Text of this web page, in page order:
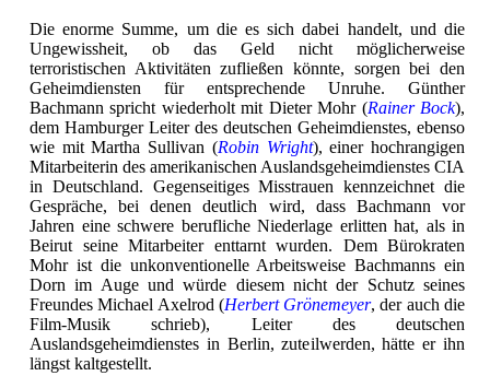
Die enorme Summe, um die es sich dabei handelt, und die
Ungewissheit, ob das Geld nicht möglicherweise
terroristischen Aktivitäten zufließen könnte, sorgen bei den
Geheimdiensten für entsprechende Unruhe. Günther
Bachmann spricht wiederholt mit Dieter Mohr (Rainer Bock),
dem Hamburger Leiter des deutschen Geheimdienstes, ebenso
wie mit Martha Sullivan (Robin Wright), einer hochrangigen
Mitarbeiterin des amerikanischen Auslandsgeheimdienstes CIA
in Deutschland. Gegenseitiges Misstrauen kennzeichnet die
Gespräche, bei denen deutlich wird, dass Bachmann vor
Jahren eine schwere berufliche Niederlage erlitten hat, als in
Beirut seine Mitarbeiter enttarnt wurden. Dem Bürokraten
Mohr ist die unkonventionelle Arbeitsweise Bachmanns ein
Dorn im Auge und würde diesem nicht der Schutz seines
Freundes Michael Axelrod (Herbert Grönemeyer, der auch die
Film-Musik schrieb), Leiter des deutschen
Auslandsgeheimdienstes in Berlin, zuteilwerden, hätte er ihn
längst kaltgestellt.